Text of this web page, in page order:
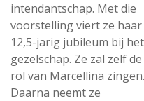
intendantschap. Met die
voorstelling viert ze haar
12,5-jarig jubileum bij het
gezelschap. Ze zal zelf de
rol van Marcellina zingen.
Daarna neemt ze